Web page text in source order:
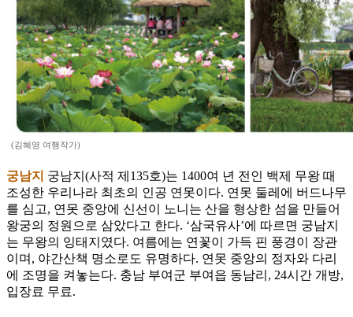
(김혜영 여행작가)
궁남지 궁남지(사적 제135호)는 1400여 년 전인 백제 무왕 때
조성한 우리나라 최초의 인공 연못이다. 연못 둘레에 버드나무
를 심고, 연못 중앙에 신선이 노니는 산을 형상한 섬을 만들어
왕궁의 정원으로 삼았다고 한다. ‘삼국유사’에 따르면 궁남지
는 무왕의 잉태지였다. 여름에는 연꽃이 가득 핀 풍경이 장관
이며, 야간산책 명소로도 유명하다. 연못 중앙의 정자와 다리
에 조명을 켜놓는다. 충남 부여군 부여읍 동남리, 24시간 개방,
입장료 무료.